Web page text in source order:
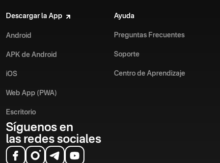
Descargar la App
Android
APK de Android
iOS
Web App (PWA)
Escritorio
Ayuda
Preguntas Frecuentes
Soporte
Centro de Aprendizaje
Síguenos en
las redes sociales